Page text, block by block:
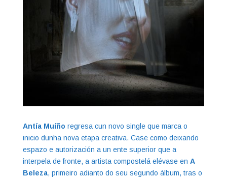
Antía Muíño regresa cun novo single que marca o
inicio dunha nova etapa creativa. Case como deixando
espazo e autorización a un ente superior que a
interpela de fronte, a artista compostelá elévase en A
Beleza, primeiro adianto do seu segundo álbum, tras o